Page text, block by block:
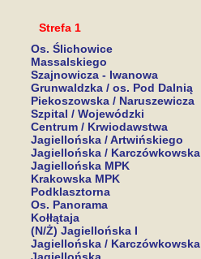
Strefa 1
Os. Ślichowice
Massalskiego
Szajnowicza - Iwanowa
Grunwaldzka / os. Pod Dalnią
Piekoszowska / Naruszewicza
Szpital / Wojewódzki
Centrum / Krwiodawstwa
Jagiellońska / Artwińskiego
Jagiellońska / Karczówkowska
Jagiellońska MPK
Krakowska MPK
Podklasztorna
Os. Panorama
Kołłątaja
(N/Ż) Jagiellońska I
Jagiellońska / Karczówkowska